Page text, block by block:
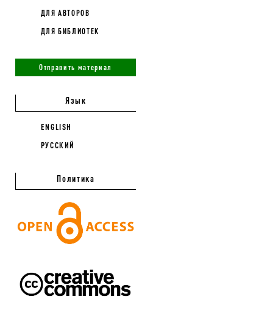
ДЛЯ АВТОРОВ
ДЛЯ БИБЛИОТЕК
Отправить материал
Язык
ENGLISH
РУССКИЙ
Политика